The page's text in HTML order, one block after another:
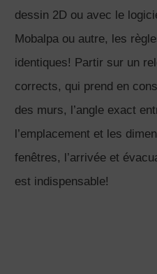
dessin 2D ou avec le
Mobalpa ou autre, les
identiques! Partir sur un
corrects, qui prend en
des murs, l’angle exact
l’emplacement et les
fenêtres, l’arrivée et
est indispensable!